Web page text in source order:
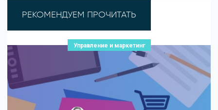
РЕКОМЕНДУЕМ ПРОЧИТАТЬ
Управление и маркетинг